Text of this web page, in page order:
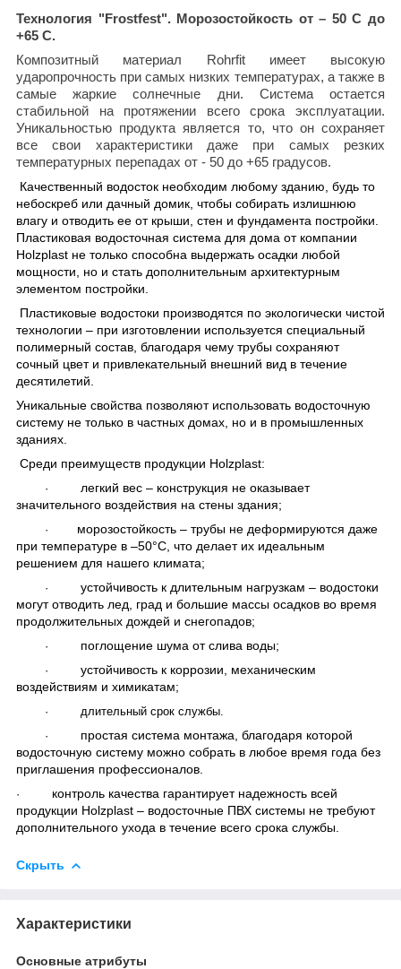
Технология "Frostfest". Морозостойкость от – 50 С до
+65 С.
Композитный материал Rohrfit имеет высокую
ударопрочность при самых низких температурах, а также в
самые жаркие солнечные дни. Система остается
стабильной на протяжении всего срока эксплуатации.
Уникальностью продукта является то, что он сохраняет
все свои характеристики даже при самых резких
температурных перепадах от - 50 до +65 градусов.
Качественный водосток необходим любому зданию, будь то
небоскреб или дачный домик, чтобы собирать излишнюю
влагу и отводить ее от крыши, стен и фундамента постройки.
Пластиковая водосточная система для дома от компании
Holzplast не только способна выдержать осадки любой
мощности, но и стать дополнительным архитектурным
элементом постройки.
Пластиковые водостоки производятся по экологически чистой
технологии – при изготовлении используется специальный
полимерный состав, благодаря чему трубы сохраняют
сочный цвет и привлекательный внешний вид в течение
десятилетий.
Уникальные свойства позволяют использовать водосточную
систему не только в частных домах, но и в промышленных
зданиях.
Среди преимуществ продукции Holzplast:
·
легкий вес – конструкция не оказывает
значительного воздействия на стены здания;
·
морозостойкость – трубы не деформируются даже
при температуре в –50°C, что делает их идеальным
решением для нашего климата;
·
устойчивость к длительным нагрузкам – водостоки
могут отводить лед, град и большие массы осадков во время
продолжительных дождей и снегопадов;
· поглощение шума от слива воды;
·
устойчивость к коррозии, механическим
воздействиям и химикатам;
·
длительный срок службы.
·
простая система монтажа, благодаря которой
водосточную систему можно собрать в любое время года без
приглашения профессионалов.
·
контроль качества гарантирует надежность всей
продукции Holzplast – водосточные ПВХ системы не требуют
дополнительного ухода в течение всего срока службы.
Скрыть
Характеристики
Основные атрибуты